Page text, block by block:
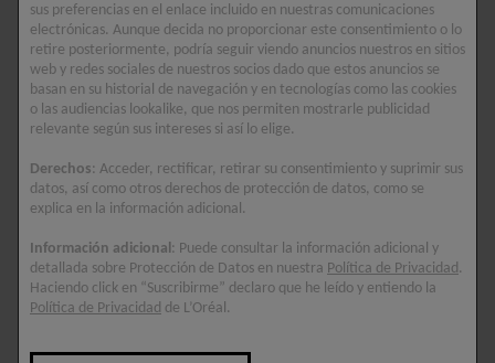
ÁCIDO HIALURÓNICO
¡EL ingrediente activo dermatológico! Al retener
1000 veces su peso en agua, hidrata la piel y la
redensifica.
VITAMINA B3
También conocida como niacinamida, se trata de
un ingrediente activo polivalente que ha
demostrado ofrecer propiedades antioxidantes
homogeneizar el tono de la piel.
VITAMINA E
antioxidantes para ayudar a proteger la piel de la
sus preferencias en el enlace incluido en nuestras comunicaciones
electrónicas. Aunque decida no proporcionar este consentimiento o lo
retire posteriormente, podría seguir viendo anuncios nuestros en sitios
web y redes sociales de nuestros socios dado que estos anuncios se
basan en su historial de navegación y en tecnologías como las cookies
o las audiencias lookalike, que nos permiten mostrarle publicidad
relevante según sus intereses si así lo elige.
Derechos: Acceder, rectificar, retirar su consentimiento y suprimir sus
datos, así como otros derechos de protección de datos, como se
explica en la información adicional.
Información adicional : Puede consultar la información adicional y
detallada sobre Protección de Datos en nuestra Política de Privacidad .
Haciendo click en “Suscribirme” declaro que he leído y entiendo la
Política de Privacidad de L’Oréal.